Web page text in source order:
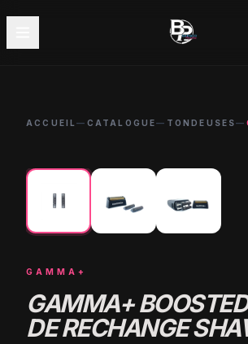
ACCUEIL— CATALOGUE— TONDEUSES—
GAMMA+
GAMMA+
DE RECHANGE